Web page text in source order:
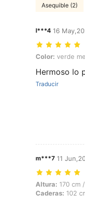
Asequible (2)
l***4 16
Color: verde
Color: verde
Hermoso lo
Traducir
m***7 11
Altura: 170 cm /
Altura: 170 cm
Caderas: 102